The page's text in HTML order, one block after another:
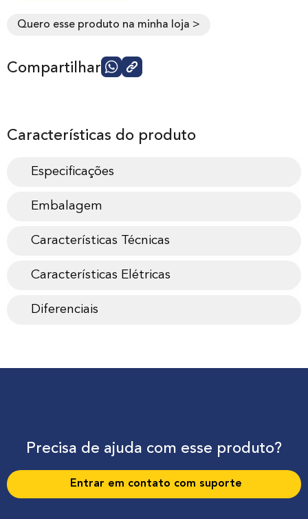
Quero esse produto na minha loja >
Compartilhar
Características do produto
Especificações
Embalagem
Características Técnicas
Características Elétricas
Diferenciais
Precisa de ajuda com esse produto?
Entrar em contato com suporte